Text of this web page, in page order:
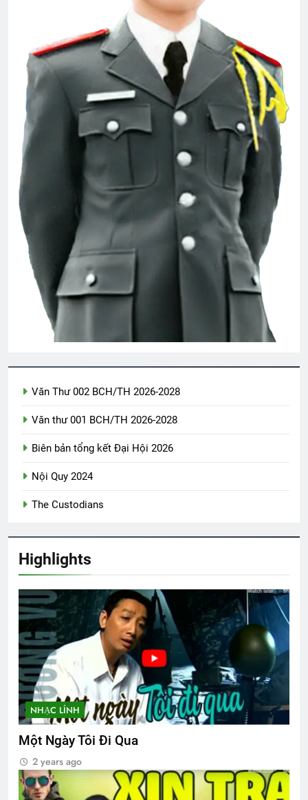
Văn Thư 002 BCH/TH 2026-2028
Văn thư 001 BCH/TH 2026-2028
Biên bản tổng kết Đại Hội 2026
Nội Quy 2024
The Custodians
Highlights
NHẠC LÍNH
Một Ngày Tôi Đi Qua
2 years ago